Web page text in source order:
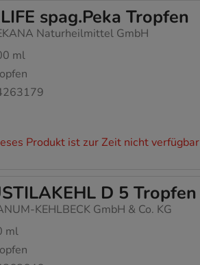
spag.Peka Tropfen
Naturheilmittel GmbH
ml
Produkt ist zur Zeit nicht verfügbar
D 5 Tropfen
KEHLBECK GmbH & Co. KG
ml